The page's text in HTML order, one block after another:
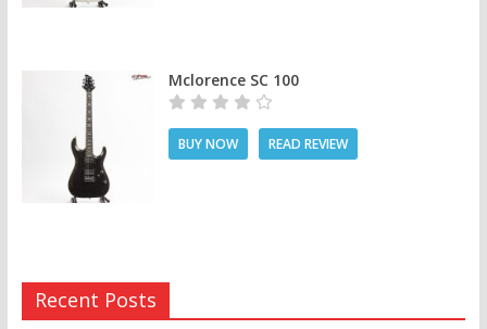
Mclorence SC 100
BUY NOW READ REVIEW
Recent Posts